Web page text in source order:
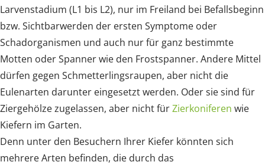
Larvenstadium (L1 bis L2), nur im Freiland bei Befallsbeginn
bzw. Sichtbarwerden der ersten Symptome oder
Schadorganismen und auch nur für ganz bestimmte
Motten oder Spanner wie den Frostspanner. Andere Mittel
dürfen gegen Schmetterlingsraupen, aber nicht die
Eulenarten darunter eingesetzt werden. Oder sie sind für
Ziergehölze zugelassen, aber nicht fürZierkoniferen wie
Kiefern im Garten.
Denn unter den Besuchern Ihrer Kiefer könnten sich
mehrere Arten befinden, die durch das